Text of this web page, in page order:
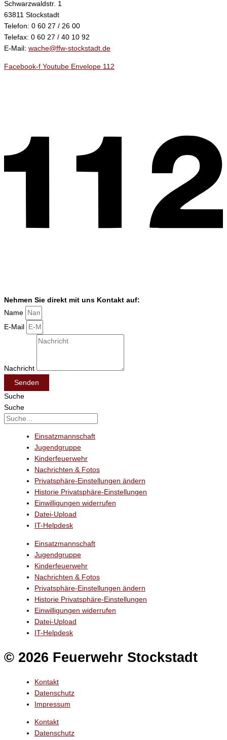
Schwarzwaldstr. 1
63811 Stockstadt
Telefon: 0 60 27 / 26 00
Telefax: 0 60 27 / 40 10 92
E-Mail: wache@ffw-stockstadt.de
Facebook-f Youtube Envelope 112
Nehmen Sie direkt mit uns Kontakt auf:
Name
E-Mail
Nachricht
Senden
Suche
Suche
Einsatzmannschaft
Jugendgruppe
Kinderfeuerwehr
Nachrichten & Fotos
Privatsphäre-Einstellungen ändern
Historie Privatsphäre-Einstellungen
Einwilligungen widerrufen
Datei-Upload
IT-Helpdesk
Einsatzmannschaft
Jugendgruppe
Kinderfeuerwehr
Nachrichten & Fotos
Privatsphäre-Einstellungen ändern
Historie Privatsphäre-Einstellungen
Einwilligungen widerrufen
Datei-Upload
IT-Helpdesk
© 2026 Feuerwehr Stockstadt
Kontakt
Datenschutz
Impressum
Kontakt
Datenschutz